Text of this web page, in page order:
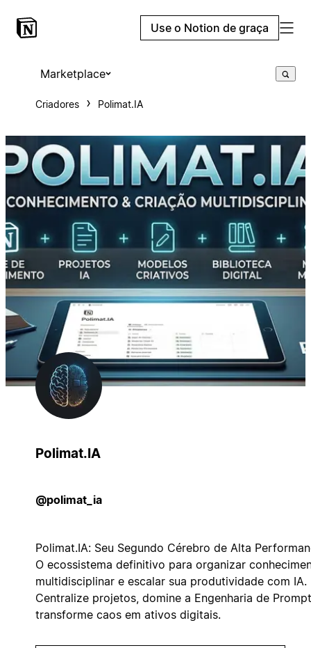
Use o Notion de graça
Marketplace
Criadores Polimat.IA
Polimat.IA
@polimat_ia
Polimat.IA: Seu Segundo Cérebro de Alta
O ecossistema definitivo para organizar
multidisciplinar e escalar sua produtividade com IA.
Centralize projetos, domine a Engenharia de
transforme caos em ativos digitais.